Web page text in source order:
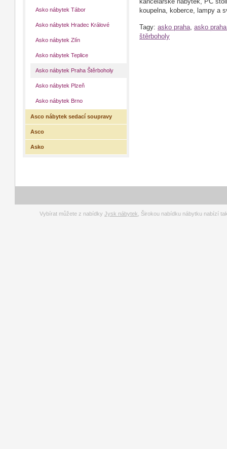
kancelářské nábytek, PC
koupelna, koberce, lampy a
Tagy: asko praha, asko
štěrboholy
Asko nábytek Tábor
Asko nábytek Hradec Králové
Asko nábytek Zlín
Asko nábytek Teplice
Asko nábytek Praha Štěrboholy
Asko nábytek Plzeň
Asko nábytek Brno
Asco nábytek sedací soupravy
Asco
Asko
Vybírat můžete z nabídky Jysk nábytek , Širokou nabídku nábytku nabízí